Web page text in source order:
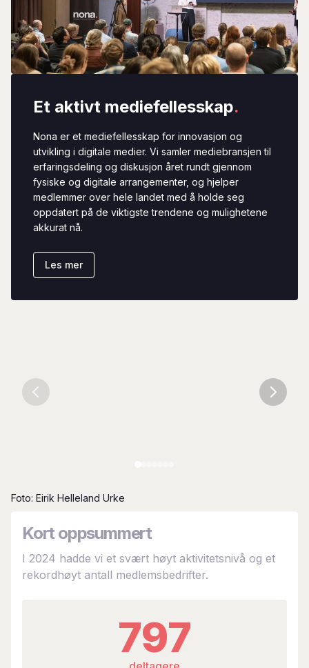
Et aktivt mediefellesskap.
Nona er et mediefellesskap for innovasjon og
utvikling i digitale medier. Vi samler mediebransjen til
erfaringsdeling og diskusjon året rundt gjennom
fysiske og digitale arrangementer, og hjelper
medlemmer over hele landet med å holde seg
oppdatert på de viktigste trendene og mulighetene
akkurat nå.
Les mer
Foto: Eirik Helleland Urke
Kort oppsummert
I 2024 hadde vi et svært høyt aktivitetsnivå og et
rekordhøyt antall medlemsbedrifter.
797